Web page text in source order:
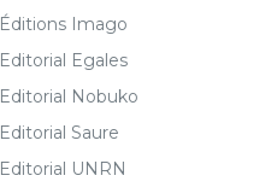
Éditions Imago
Editorial Egales
Editorial Nobuko
Editorial Saure
Editorial UNRN